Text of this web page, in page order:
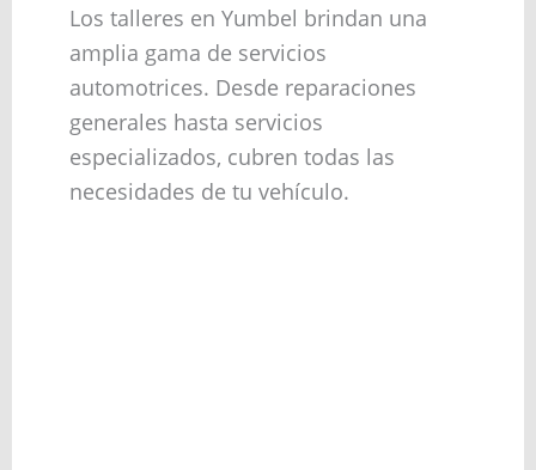
Los talleres en Yumbel brindan una
amplia gama de servicios
automotrices. Desde reparaciones
generales hasta servicios
especializados, cubren todas las
necesidades de tu vehículo.